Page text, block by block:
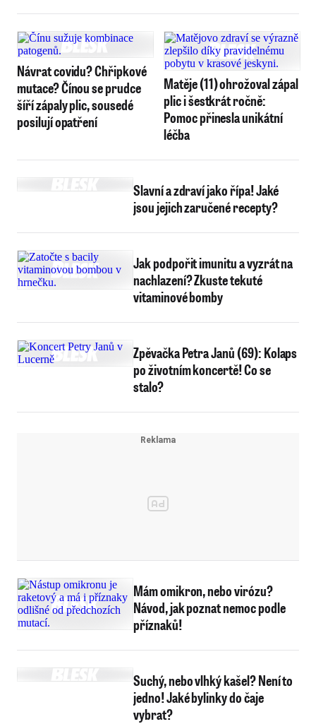
Návrat covidu? Chřipkové
mutace? Čínou se prudce
šíří zápaly plic, sousedé
posilují opatření
Matěje (11) ohrožoval zápal
plic i šestkrát ročně:
Pomoc přinesla unikátní
léčba
Slavní a zdraví jako řípa! Jaké
jsou jejich zaručené recepty?
Jak podpořit imunitu a vyzrát na
nachlazení? Zkuste tekuté
vitaminové bomby
Zpěvačka Petra Janů (69): Kolaps
po životním koncertě! Co se
stalo?
Mám omikron, nebo virózu?
Návod, jak poznat nemoc podle
příznaků!
Suchý, nebo vlhký kašel? Není to
jedno! Jaké bylinky do čaje
vybrat?